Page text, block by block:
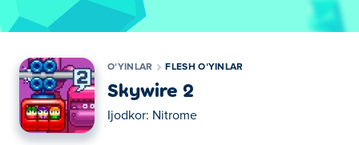
OʻYINLAR FLESH OʻYINLAR
Skywire 2
Ijodkor: Nitrome